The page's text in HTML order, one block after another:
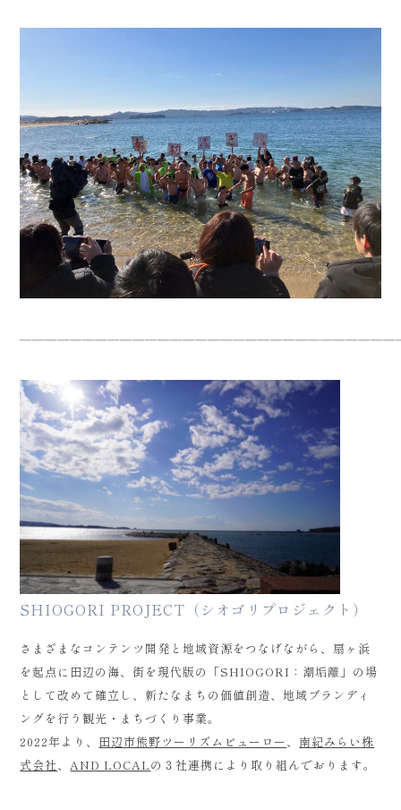
SHIOGORI PROJECT（シオゴリプロジェクト）
さまざまなコンテンツ開発と地域資源をつなげながら、扇ヶ浜
を起点に田辺の海、街を現代版の「SHIOGORI：潮垢離」の場
として改めて確立し、新たなまちの価値創造、地域ブランディ
ングを行う観光・まちづくり事業。
2022年より、 田辺市熊野ツーリズムビューロー、 南紀みらい株
式会社、AND LOCALの３社連携により取り組んでおります。